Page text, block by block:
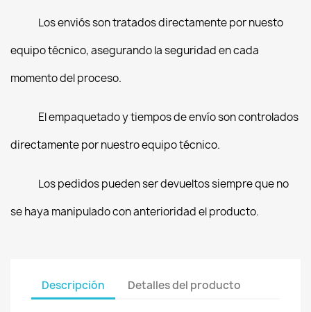
Los enviós son tratados directamente por nuesto
equipo técnico, asegurando la seguridad en cada
momento del proceso.
El empaquetado y tiempos de envío son controlados
directamente por nuestro equipo técnico.
Los pedidos pueden ser devueltos siempre que no
se haya manipulado con anterioridad el producto.
Descripción Detalles del producto